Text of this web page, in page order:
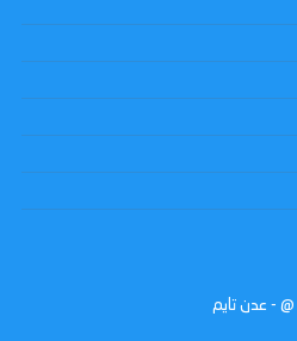
@ - عدن تايم